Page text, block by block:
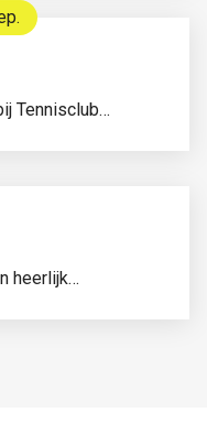
Tennisclub
heerlijk